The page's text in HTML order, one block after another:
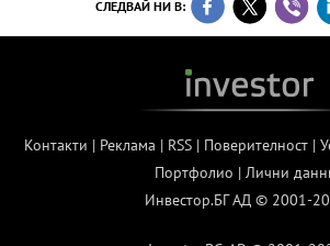
СЛЕДВАЙ НИ В:
Контакти | Реклама | RSS| Поверителност|
Портфолио | Лични
Инвестор.БГ АД © 2001-